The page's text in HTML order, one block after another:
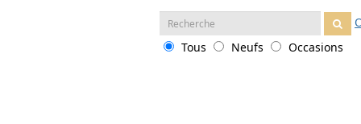
Recherche
:
Tous
Neufs Occasions